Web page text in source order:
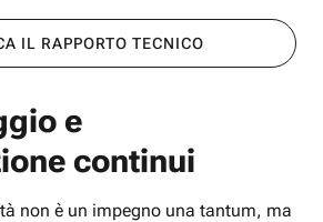
IL RAPPORTO TECNICO
e
continui
non è un impegno una tantum, ma